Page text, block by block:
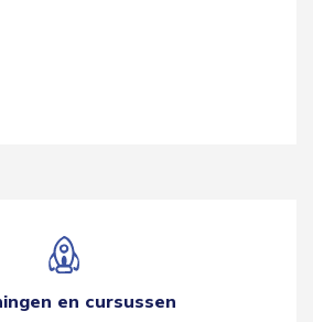
en cursussen